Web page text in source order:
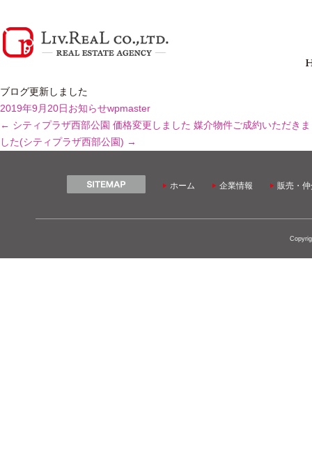
ブログ更新しました
2019年9月20日 お知らせwpmaster
← シティプラザ西部公園 価格変更しました 媒介物件ご成約いただきま
した(シティプラザ西部公園) →
ホーム 企業情報 販売・